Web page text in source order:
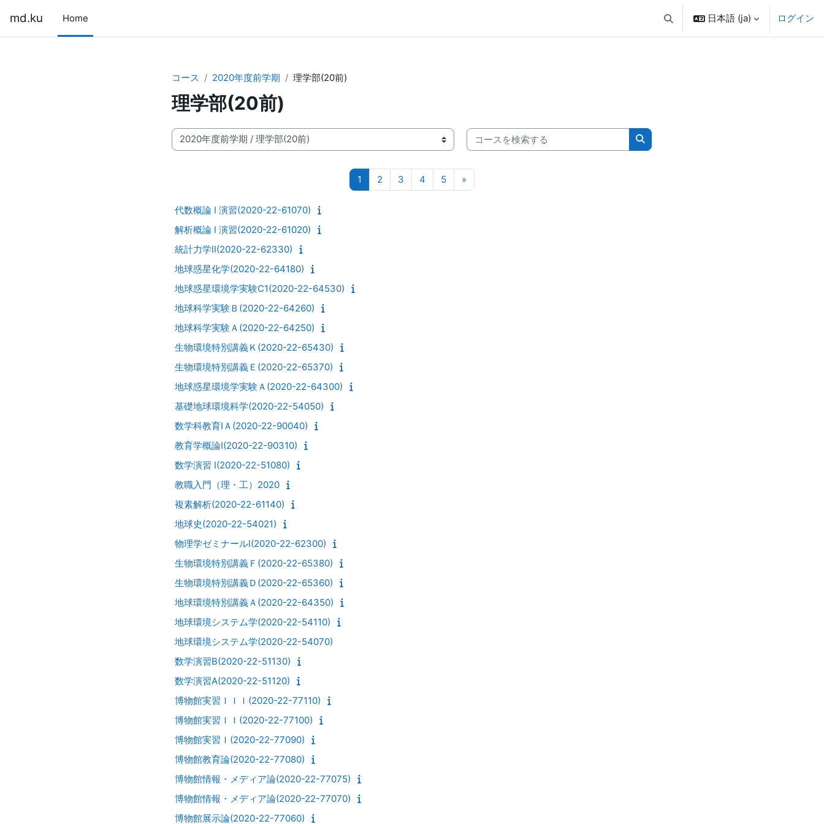
md.ku Home 検索入力に切り替える
日本語 ‎(ja)‎ ログイン
コース 2020年度前学期 理学部(20前)
理学部(20前)
コースカテゴリ
コースを検索する
コースを検索する
1 ページ 1
2 ページ 2
3 ページ 3
4 ページ 4
5 ページ 5
»
代数概論 I 演習(2020-22-61070)
解析概論 I 演習(2020-22-61020)
統計力学Ⅱ(2020-22-62330)
地球惑星化学(2020-22-64180)
地球惑星環境学実験C1(2020-22-64530)
地球科学実験Ｂ(2020-22-64260)
地球科学実験Ａ(2020-22-64250)
生物環境特別講義Ｋ(2020-22-65430)
生物環境特別講義Ｅ(2020-22-65370)
地球惑星環境学実験Ａ(2020-22-64300)
基礎地球環境科学(2020-22-54050)
数学科教育IＡ(2020-22-90040)
教育学概論I(2020-22-90310)
数学演習 I(2020-22-51080)
教職入門（理・工）2020
複素解析(2020-22-61140)
地球史(2020-22-54021)
物理学ゼミナールⅠ(2020-22-62300)
生物環境特別講義Ｆ(2020-22-65380)
生物環境特別講義Ｄ(2020-22-65360)
地球環境特別講義Ａ(2020-22-64350)
地球環境システム学(2020-22-54110)
地球環境システム学(2020-22-54070)
数学演習B(2020-22-51130)
数学演習A(2020-22-51120)
博物館実習ＩＩＩ(2020-22-77110)
博物館実習ＩＩ(2020-22-77100)
博物館実習Ｉ(2020-22-77090)
博物館教育論(2020-22-77080)
博物館情報・メディア論(2020-22-77075)
博物館情報・メディア論(2020-22-77070)
博物館展示論(2020-22-77060)